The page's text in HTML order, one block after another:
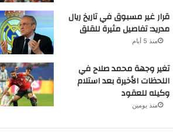
قرار غير مسبوق في تاريخ ريال
مدريد: تفاصيل مثيرة للقلق
منذ 5 أيام
تغير وجهة محمد صلاح في
اللحظات الأخيرة بعد استلام
وكيله للعقود
منذ يومين